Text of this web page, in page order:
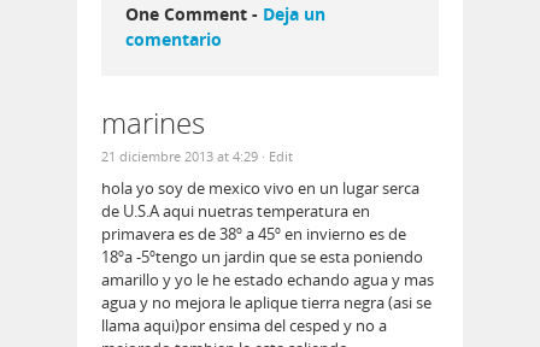
One Comment - Deja un
comentario
marines
21 diciembre 2013 at 4:29 · Edit
hola yo soy de mexico vivo en un lugar serca
de U.S.A aqui nuetras temperatura en
primavera es de 38º a 45º en invierno es de
18ºa -5ºtengo un jardin que se esta poniendo
amarillo y yo le he estado echando agua y mas
agua y no mejora le aplique tierra negra (asi se
llama aqui)por ensima del cesped y no a